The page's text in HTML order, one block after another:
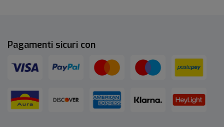
Pagamenti sicuri con